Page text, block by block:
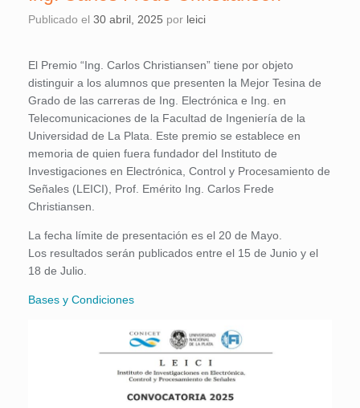
Publicado el 30 abril, 2025 por leici
El Premio “Ing. Carlos Christiansen” tiene por objeto
distinguir a los alumnos que presenten la Mejor Tesina de
Grado de las carreras de Ing. Electrónica e Ing. en
Telecomunicaciones de la Facultad de Ingeniería de la
Universidad de La Plata. Este premio se establece en
memoria de quien fuera fundador del Instituto de
Investigaciones en Electrónica, Control y Procesamiento de
Señales (LEICI), Prof. Emérito Ing. Carlos Frede
Christiansen.
La fecha límite de presentación es el 20 de Mayo.
Los resultados serán publicados entre el 15 de Junio y el
18 de Julio.
Bases y Condiciones